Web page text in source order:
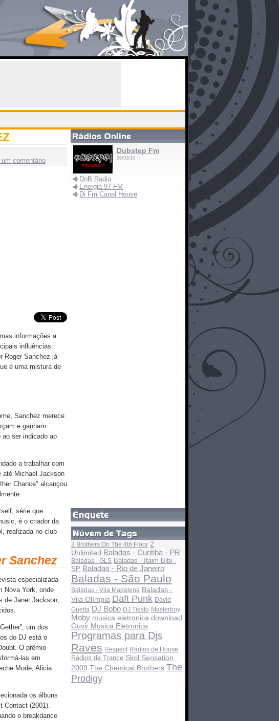
um comentário
informações a
influências.
Roger Sanchez já
é uma mistura de
Sanchez merece
e ganham
ser indicado ao
a trabalhar com
até Michael Jackson
Chance" alcançou
série que
é o criador da
realizada no club
Sanchez
especializada
Nova York, onde
de Janet Jackson,
um dos
do DJ está o
O prêmio
las em
Mode, Alicia
os álbuns
Contact (2001).
o breakdance
Dubstep Fm
26/03/10
DnB Radio
Energia 97 FM
Di Fm Canal House
2 Brothers On The 4th Floor 2
Unlimited Baladas - Curitiba - PR
Baladas - GLS Baladas - Itaim Bibi -
SP Baladas - Rio de Janeiro
Baladas - São Paulo
Baladas - Vila Madalena Baladas -
Vila Olímpia Daft Punk David
Guetta DJ Bobo DJ Tiesto Masterboy
Moby musica eletronica download
Ouvir Musica Eletronica
Programas para Djs
Raves Respect Rádios de House
Rádios de Trance Skol Sensation
2009 The Chemical Brothers The
Prodigy